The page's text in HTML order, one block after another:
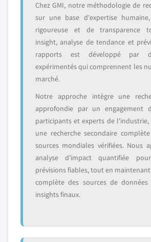
Chez GMI, notre méthodologie de
sur une base d'expertise
rigoureuse et de transparence
insight, analyse de tendance et
rapports est développé par
expérimentés qui comprennent les
marché.
Notre approche intègre une
approfondie par un engagement
participants et experts de
une recherche secondaire
sources mondiales vérifiées. Nous
analyse d'impact quantifiée
prévisions fiables, tout en
complète des sources de données
insights finaux.